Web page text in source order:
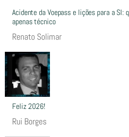
Acidente da Voepass e lições para a SI:
apenas técnico
Renato Solimar
Feliz 2026!
Rui Borges